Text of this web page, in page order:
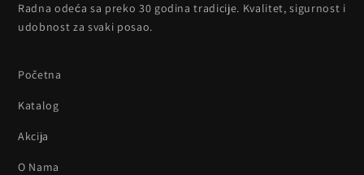
Radna odeća sa preko 30 godina tradicije. Kvalitet, sigurnost i
udobnost za svaki posao.
Početna
Katalog
Akcija
O Nama